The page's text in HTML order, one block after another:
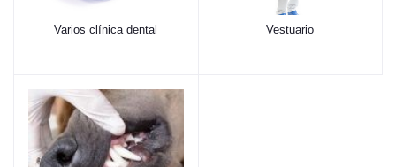
Varios clínica dental Vestuario